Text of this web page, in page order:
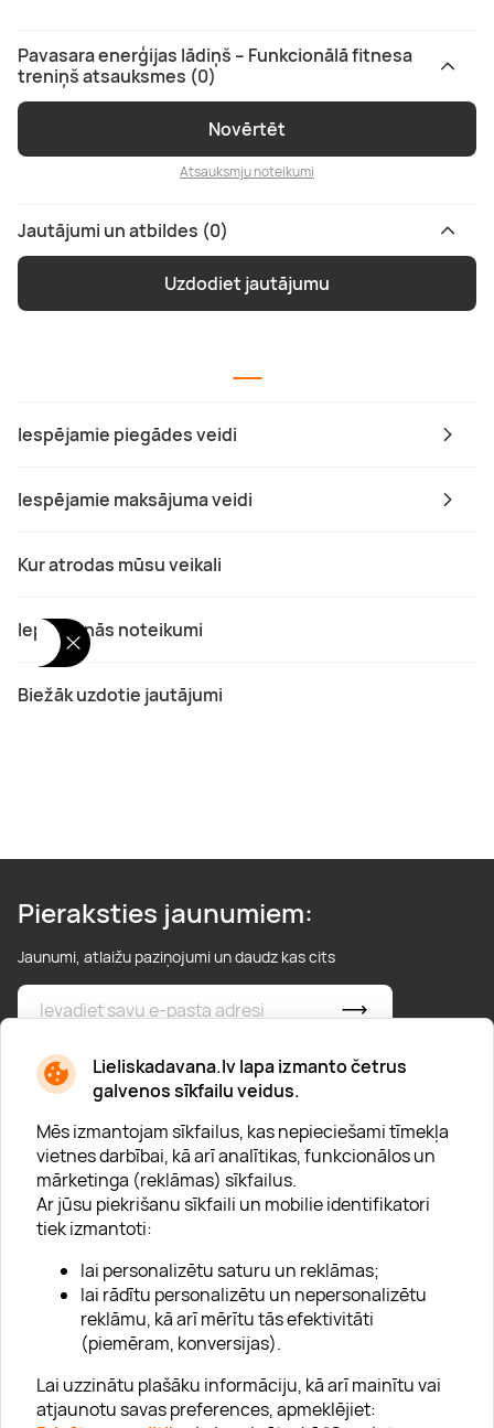
Lieliskadavana.lv lapa izmanto četrus
galvenos sīkfailu veidus.
Mēs izmantojam sīkfailus, kas nepieciešami tīmekļa
vietnes darbībai, kā arī analītikas, funkcionālos un
mārketinga (reklāmas) sīkfailus.
Ar jūsu piekrišanu sīkfaili un mobilie identifikatori
tiek izmantoti:
lai personalizētu saturu un reklāmas;
lai rādītu personalizētu un nepersonalizētu
reklāmu, kā arī mērītu tās efektivitāti
(piemēram, konversijas).
Lai uzzinātu plašāku informāciju, kā arī mainītu vai
atjaunotu savas preferences, apmeklējiet:
Iespējamie piegādes veidi
Iespējamie maksājuma veidi
Kur atrodas mūsu veikali
Iepirkšanās noteikumi
Biežāk uzdotie jautājumi
Pavasara enerģijas lādiņš – Funkcionālā fitnesa
treniņš atsauksmes (0)
Novērtēt
Atsauksmju noteikumi
Jautājumi un atbildes (0)
Uzdodiet jautājumu
Pieraksties jaunumiem:
Jaunumi, atlaižu paziņojumi un daudz kas cits
* Esmu iepazinies/usies ar privātuma politiku
Par "Lieliska dāvana"
Uzņēmumiem